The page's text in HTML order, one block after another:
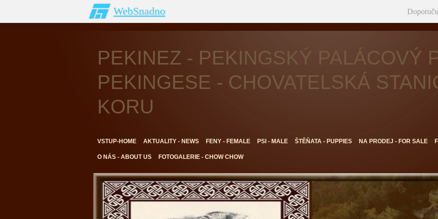
WebSnadno
PEKINEZ - PEKINGSKÝ PALÁCOVÝ
PEKINGESE - CHOVATELSKÁ
KORU
VSTUP-HOME AKTUALITY - NEWS FENY - FEMALE PSI - MALE ŠTĚŇATA - PUPPIES NA PRODEJ - FOR SALE
O NÁS - ABOUT US FOTOGALERIE - CHOW CHOW